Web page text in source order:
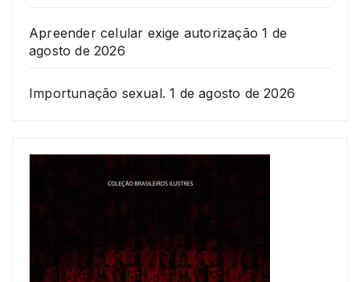
Apreender celular exige autorização 1 de
agosto de 2026
Importunação sexual. 1 de agosto de 2026